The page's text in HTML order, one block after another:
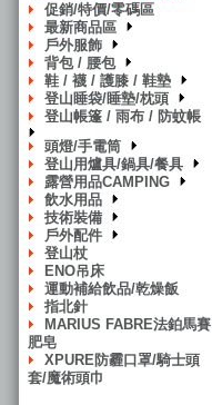
促銷/特價/零碼區
最新商品區
戶外服飾
背包 / 腰包
鞋 / 襪 / 護膝 / 鞋墊
登山睡袋/睡墊/枕頭
登山帳篷 / 雨布 / 防蚊帳
頭燈/手電筒
登山用爐具/鍋具/餐具
露營用品CAMPING
飲水用品
技術裝備
戶外配件
登山杖
ENO吊床
運動補給飲品/乾燥飯
指北針
MARIUS FABRE法鉑馬賽
肥皂
XPURE防霾口罩/騎士頭
套/魔術頭巾